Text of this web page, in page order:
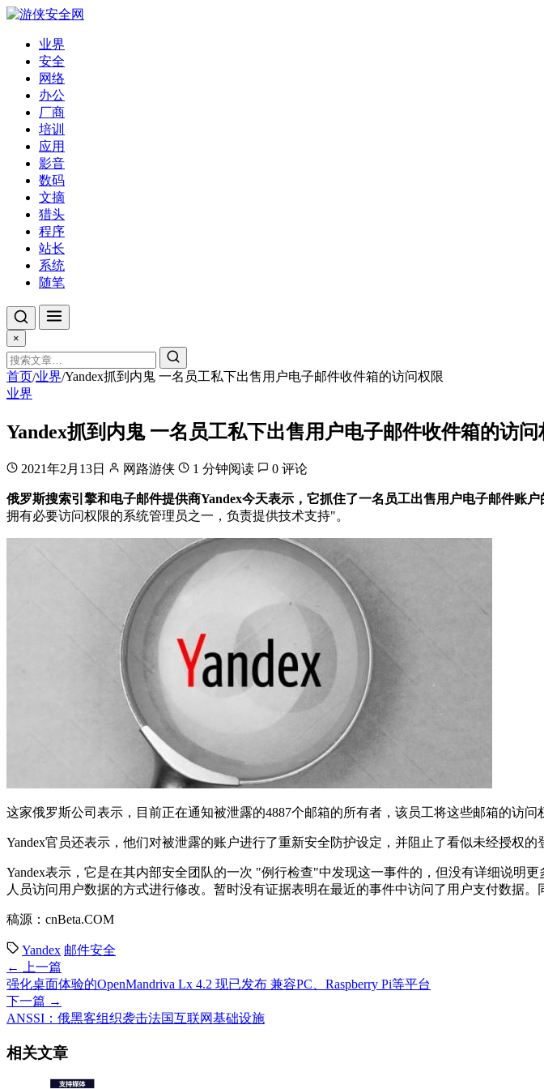
业界
安全
网络
办公
厂商
培训
应用
影音
数码
文摘
猎头
程序
站长
系统
随笔
×
首页/业界/Yandex抓到内鬼 一名员工私下出售用户电子邮件收件箱的访问权限
业界
Yandex抓到内鬼 一名员工私下出售用户电子邮件收件箱的访问
2021年2月13日 网路游侠 1 分钟阅读 0 评论
俄罗斯搜索引擎和电子邮件提供商Yandex今天表示，它抓住了一名员工出售用户电子邮件账户
拥有必要访问权限的系统管理员之一，负责提供技术支持"。
这家俄罗斯公司表示，目前正在通知被泄露的4887个邮箱的所有者，该员工将这些邮箱的访问
Yandex官员还表示，他们对被泄露的账户进行了重新安全防护设定，并阻止了看似未经授权的
Yandex表示，它是在其内部安全团队的一次 "例行检查"中发现这一事件的，但没有详细说明
人员访问用户数据的方式进行修改。暂时没有证据表明在最近的事件中访问了用户支付数据
稿源：cnBeta.COM
Yandex 邮件安全
← 上一篇
强化桌面体验的OpenMandriva Lx 4.2 现已发布 兼容PC、Raspberry Pi等平台
下一篇 →
ANSSI：俄黑客组织袭击法国互联网基础设施
相关文章